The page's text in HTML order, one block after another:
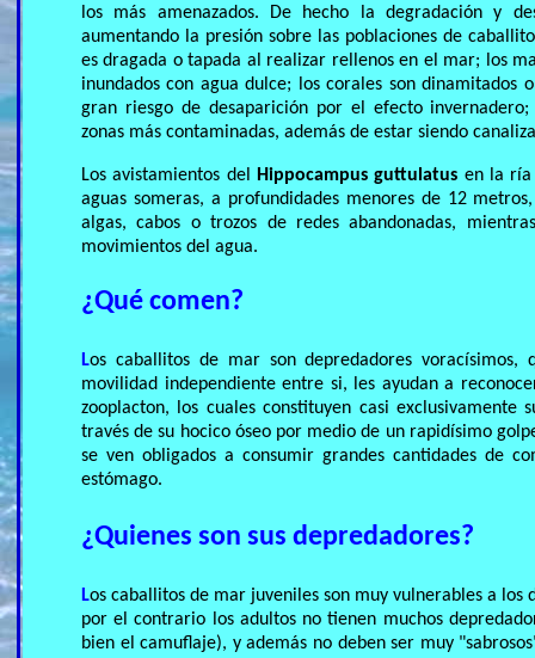
los más amenazados. De hecho la degradación y
aumentando la presión sobre las poblaciones de
es dragada o tapada al realizar rellenos en el mar; los
inundados con agua dulce; los corales son dinamitados
gran riesgo de desaparición por el efecto
zonas más contaminadas, además de estar siendo
Los avistamientos del Hippocampus guttulatus en la ría
aguas someras, a profundidades menores de 12
algas, cabos o trozos de redes abandonadas,
movimientos del agua.
¿Qué comen?
Los caballitos de mar son depredadores
movilidad independiente entre si, les ayudan a
zooplacton, los cuales constituyen casi
través de su hocico óseo por medio de un rapidísimo
se ven obligados a consumir grandes cantidades de
estómago.
¿Quienes son sus depredadores?
Los caballitos de mar juveniles son muy vulnerables a los
por el contrario los adultos no tienen muchos
bien el camuflaje), y además no deben ser muy